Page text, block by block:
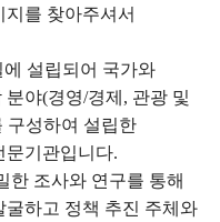
를 찾아주셔서
에 설립되어 국가와
야(경영/경제, 관광 및
구성하여 설립한
문기관입니다.
한 조사와 연구를 통해
하고 정책 추진 주체와